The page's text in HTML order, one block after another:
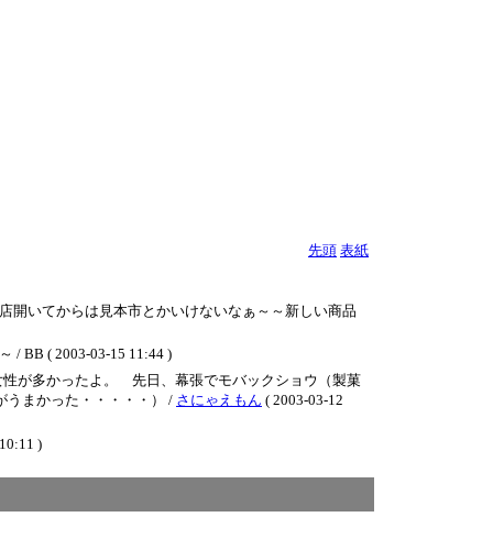
先頭 表紙
いてからは見本市とかいけないなぁ～～新しい商品
/ BB ( 2003-03-15 11:44 )
が多かったよ。 先日、幕張でモバックショウ（製菓
まかった・・・・・） / さにゃえもん ( 2003-03-12
)